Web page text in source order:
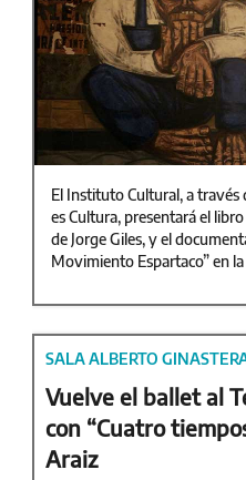
El Instituto Cultural, a
es Cultura, presentará el
de Jorge Giles, y el
Movimiento Espartaco” en
SALA ALBERTO
Vuelve el ballet al
con “Cuatro
Araiz